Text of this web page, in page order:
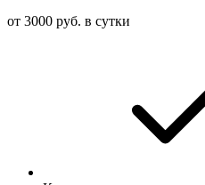
от 3000 руб. в сутки